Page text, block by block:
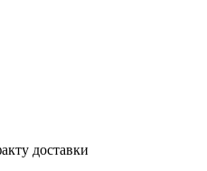
доставки